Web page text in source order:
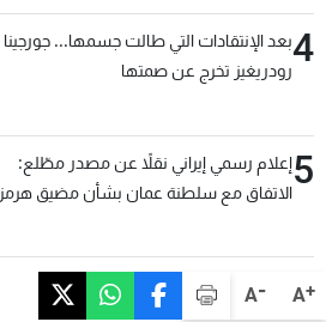
A+
A-
4بعد الإنتقادات التي طالت جسمها... جورجينا
رودريغيز تخرج عن صمتها
5إعلام رسمي إيراني نقلاً عن مصدر مطّلع:
الاتفاق مع سلطنة عمان بشأن مضيق هرمز